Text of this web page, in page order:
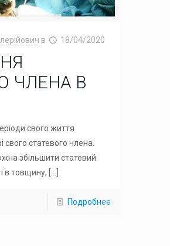
в 18/04/2020
ЧЛЕНА В
свого життя
свого статевого члена.
збільшити статевий
в товщину,
Подробнее